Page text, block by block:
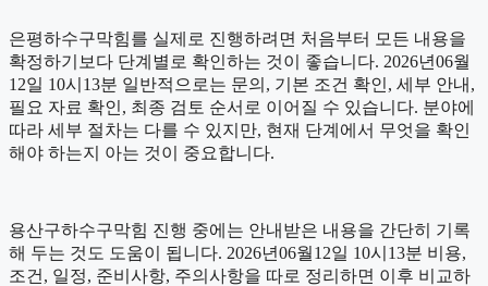
은평하수구막힘를 실제로 진행하려면 처음부터 모든 내용을
확정하기보다 단계별로 확인하는 것이 좋습니다. 2026년06월
12일 10시13분 일반적으로는 문의, 기본 조건 확인, 세부 안내,
필요 자료 확인, 최종 검토 순서로 이어질 수 있습니다. 분야에
따라 세부 절차는 다를 수 있지만, 현재 단계에서 무엇을 확인
해야 하는지 아는 것이 중요합니다.
용산구하수구막힘 진행 중에는 안내받은 내용을 간단히 기록
해 두는 것도 도움이 됩니다. 2026년06월12일 10시13분 비용,
조건, 일정, 준비사항, 주의사항을 따로 정리하면 이후 비교하